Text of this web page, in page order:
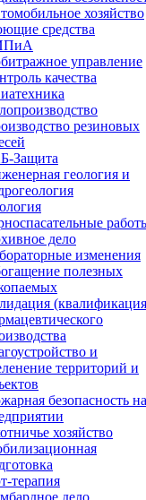
хозяйство
средства
управление
качества
резиновых
Защита
геология и
дело
изменения
полезных
и
территорий и
безопасность на
хозяйство
терапия
дело